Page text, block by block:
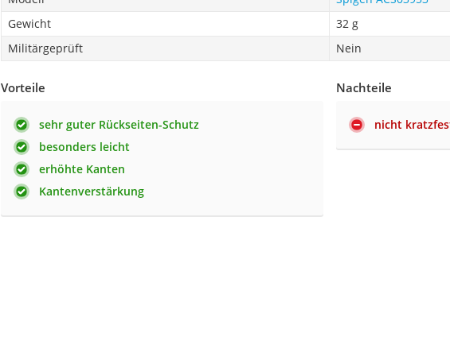
Gewicht
32 g
Militärgeprüft
Nein
Vorteile
sehr guter Rückseiten-Schutz
besonders leicht
erhöhte Kanten
Kantenverstärkung
Nachteile
nicht